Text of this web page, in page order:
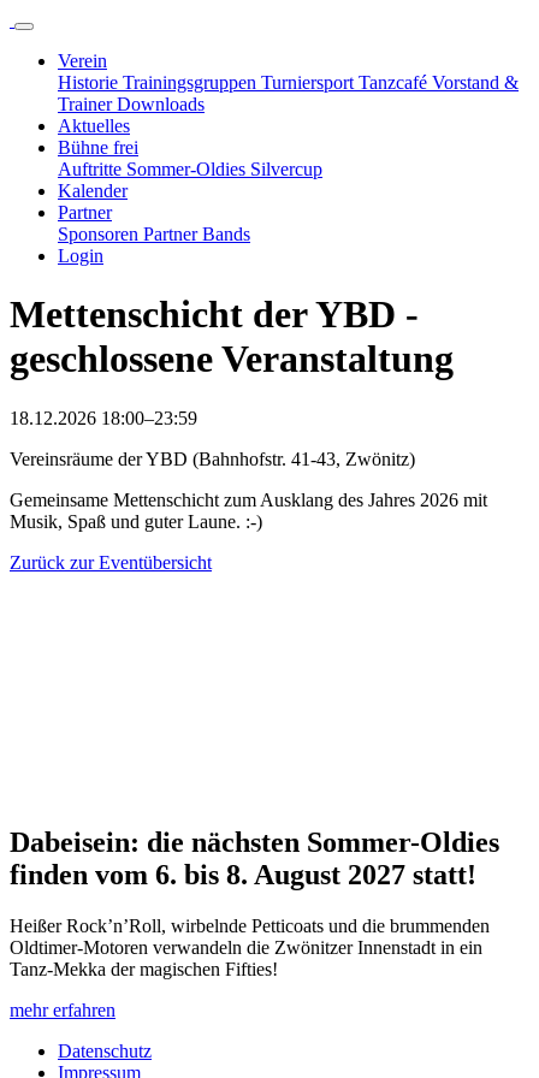
Verein
Historie Trainingsgruppen Turniersport Tanzcafé Vorstand &
Trainer Downloads
Aktuelles
Bühne frei
Auftritte Sommer-Oldies Silvercup
Kalender
Partner
Sponsoren Partner Bands
Login
Mettenschicht der YBD -
geschlossene Veranstaltung
18.12.2026 18:00–23:59
Vereinsräume der YBD (Bahnhofstr. 41-43, Zwönitz)
Gemeinsame Mettenschicht zum Ausklang des Jahres 2026 mit
Musik, Spaß und guter Laune. :-)
Zurück zur Eventübersicht
Dabeisein: die nächsten Sommer-Oldies
finden vom 6. bis 8. August 2027 statt!
Heißer Rock’n’Roll, wirbelnde Petticoats und die brummenden
Oldtimer-Motoren verwandeln die Zwönitzer Innenstadt in ein
Tanz-Mekka der magischen Fifties!
mehr erfahren
Datenschutz
Impressum